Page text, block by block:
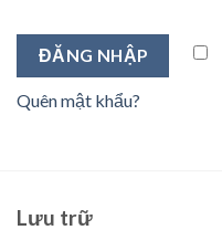
Quên mật khẩu?
Lưu trữ